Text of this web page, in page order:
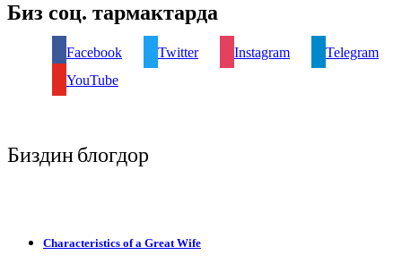
Биз соц. тармактарда
Facebook Twitter Instagram
Telegram
YouTube
Биздин блогдор
Characteristics of a Great Wife